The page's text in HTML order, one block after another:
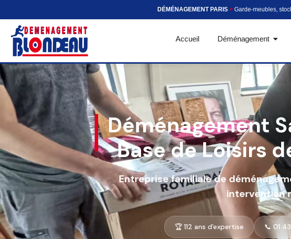
DÉMÉNAGEMENT PARIS> Garde-meubles,
Accueil Déménagement
Déménagement
Base de Loisirs
Entreprise familiale de
intervention
🏆 112 ans d'expertise 📞 01